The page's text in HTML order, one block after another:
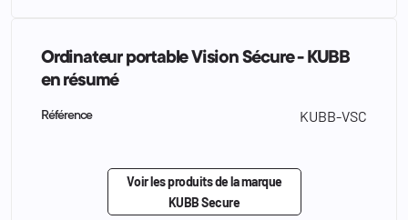
Ordinateur portable Vision Sécure - KUBB
en résumé
Référence KUBB-VSC
Voir les produits de la marque
KUBB Secure